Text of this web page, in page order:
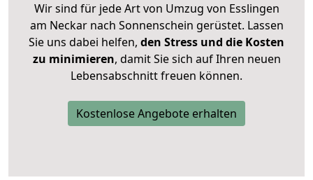
Wir sind für jede Art von Umzug von Esslingen
am Neckar nach Sonnenschein gerüstet. Lassen
Sie uns dabei helfen, den Stress und die Kosten
zu minimieren, damit Sie sich auf Ihren neuen
Lebensabschnitt freuen können.
Kostenlose Angebote erhalten